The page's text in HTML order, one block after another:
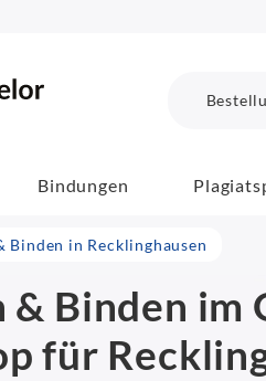
Bindungen
Binden in Recklinghausen
& Binden im
für